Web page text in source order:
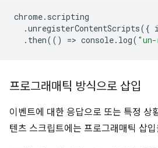
chrome. scripting
.unregisterContentScripts({
. then(() => console. log(
프로그래매틱 방식으로 삽입
이벤트에 대한 응답으로 또는 특정 상
텐츠 스크립트에는 프로그래매틱 삽